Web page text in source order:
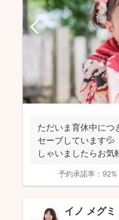
ただいま育休中につ
セーブしています💦
しゃいましたらお
予約承諾率： 92%
イノ メグ